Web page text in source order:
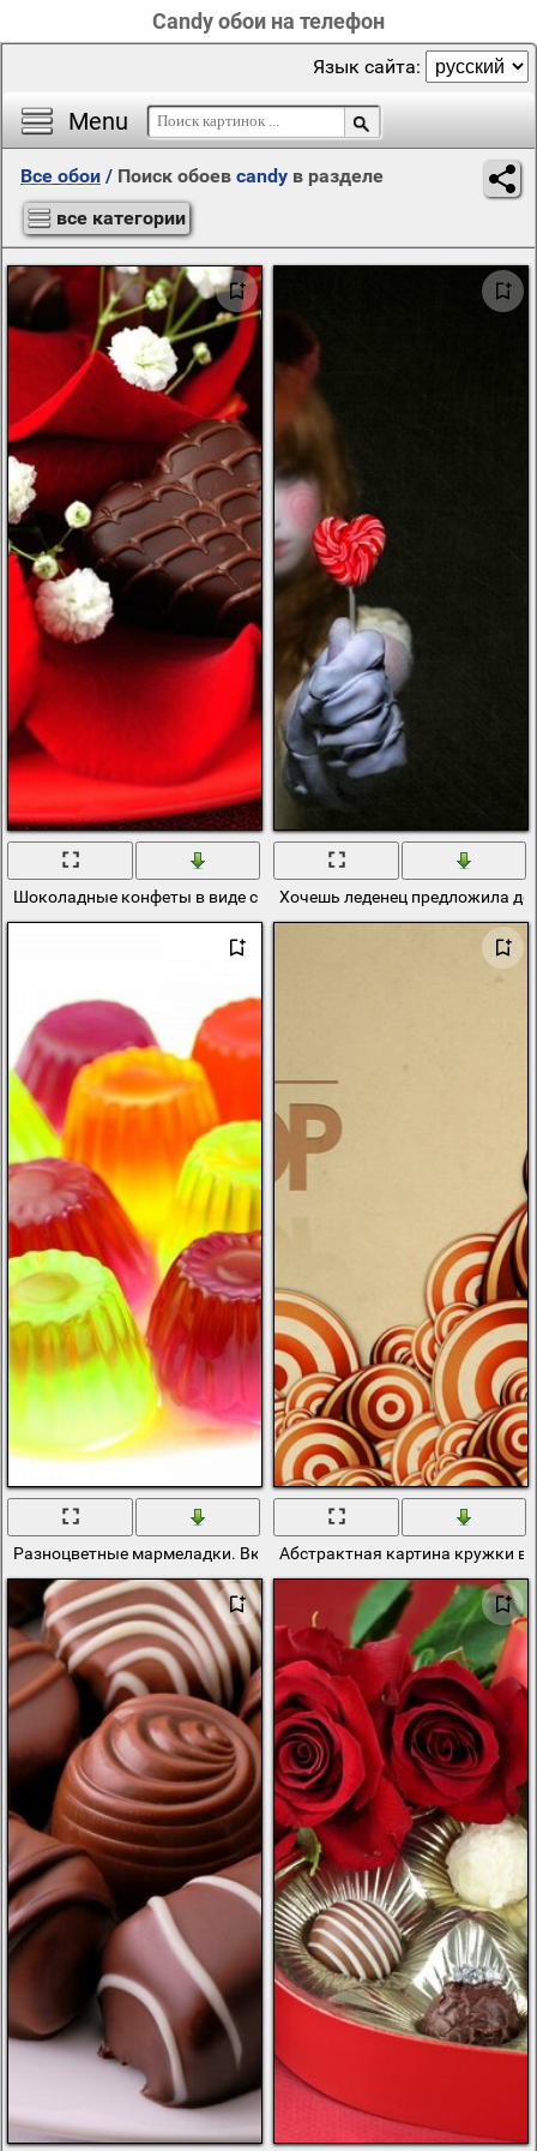
Candy обои на телефон
Menu
Язык сайта:
Все обои / Поиск обоев candy в разделе
все категории
Шоколадные конфеты в виде сердцаХочешь леденец предложила
Разноцветные мармеладки. Вкусные конфеты из желе
Абстрактная картина кружки в